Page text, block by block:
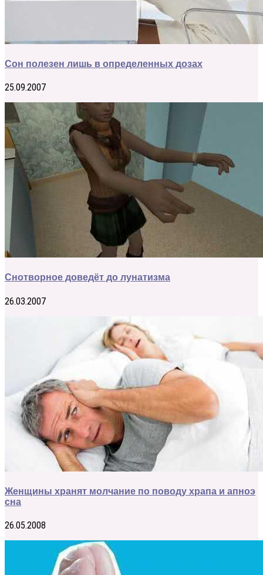
Сон полезен лишь в определенных дозах
25.09.2007
Снотворное доведёт до лунатизма
26.03.2007
Женщины хранят молчание по поводу храпа и апноэ
сна
26.05.2008